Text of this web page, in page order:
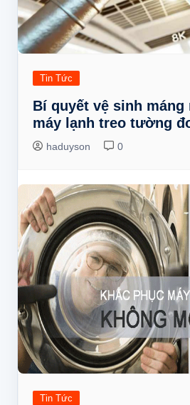
Tin Tức
Bí quyết vệ sinh
máy lạnh treo tường
haduyson 0
Tin Tức